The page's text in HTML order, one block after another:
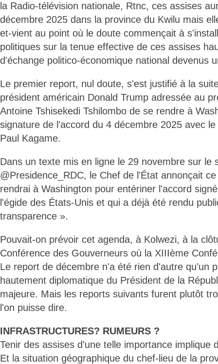
la Radio-télévision nationale, Rtnc, ces assises
décembre 2025 dans la province du Kwilu mais
et-vient au point où le doute commençait à
politiques sur la tenue effective de ces assises
d'échange politico-économique national devenus
Le premier report, nul doute, s'est justifié à la
président américain Donald Trump adressée au
Antoine Tshisekedi Tshilombo de se rendre à
signature de l'accord du 4 décembre 2025 avec
Paul Kagame.
Dans un texte mis en ligne le 29 novembre sur le
@Presidence_RDC, le Chef de l'État annonçait
rendrai à Washington pour entériner l'accord
l'égide des États-Unis et qui a déjà été rendu
transparence ».
Pouvait-on prévoir cet agenda, à Kolwezi, à la
Conférence des Gouverneurs où la XIIIème
Le report de décembre n'a été rien d'autre qu'un
hautement diplomatique du Président de la
majeure. Mais les reports suivants furent plutôt
l'on puisse dire.
INFRASTRUCTURES? RUMEURS ?
Tenir des assises d'une telle importance implique
Et la situation géographique du chef-lieu de la